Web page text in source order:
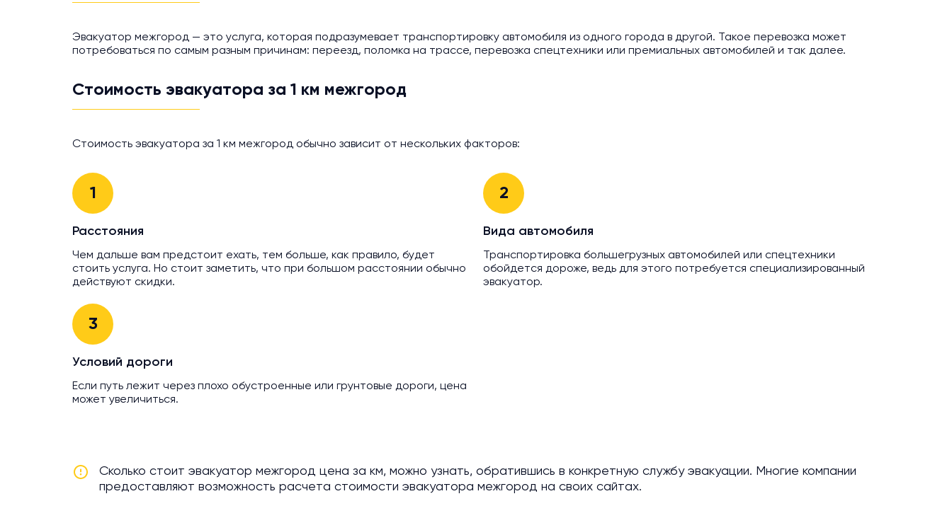
Эвакуатор межгород — это услуга, которая подразумевает транспортировку автомобиля из одного города в другой. Такое перевозка может
потребоваться по самым разным причинам: переезд, поломка на трассе, перевозка спецтехники или премиальных автомобилей и так далее.
Стоимость эвакуатора за 1 км межгород
Стоимость эвакуатора за 1 км межгород обычно зависит от нескольких факторов:
1
Расстояния
Чем дальше вам предстоит ехать, тем больше, как правило, будет
стоить услуга. Но стоит заметить, что при большом расстоянии обычно
действуют скидки.
2
Вида автомобиля
Транспортировка большегрузных автомобилей или спецтехники
обойдется дороже, ведь для этого потребуется специализированный
эвакуатор.
3
Условий дороги
Если путь лежит через плохо обустроенные или грунтовые дороги, цена
может увеличиться.
Сколько стоит эвакуатор межгород цена за км, можно узнать, обратившись в конкретную службу эвакуации. Многие компании
предоставляют возможность расчета стоимости эвакуатора межгород на своих сайтах.